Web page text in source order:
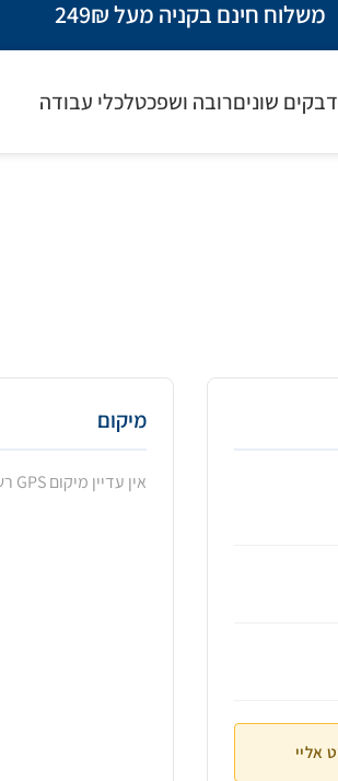
משלוח חינם בקניה מעל 249₪
דבקים שוניםרובה ושפכטלכלי עבודה
אליי
מיקום
אין עדיין מיקום GPS רשום עבור חנות זו.